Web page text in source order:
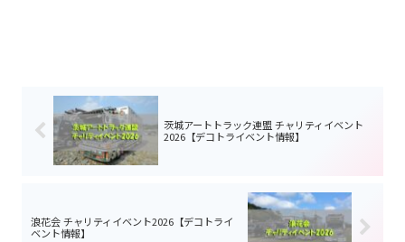
茨城アートトラック連盟 チャリティイベント
2026【デコトライベント情報】
浪花会 チャリティイベント2026【デコトライ
ベント情報】